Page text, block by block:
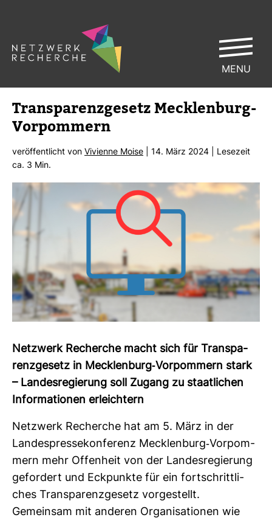
Trans­pa­renz­ge­setz Meck­len­burg-​
Vor­pom­mern
ver­öf­fent­licht von Vivi­enne Moise | 14. März 2024 | Lese­zeit
ca. 3 Min.
Netz­werk Recherche macht sich für Trans­pa­
renz­ge­setz in Meck­len­burg-​Vor­pom­mern stark
– Lan­des­re­gie­rung soll Zugang zu staat­li­chen
Infor­ma­tionen erleich­tern
Netz­werk Recherche hat am 5. März in der
Lan­des­pres­se­kon­fe­renz Meck­len­burg-​Vor­pom­
mern mehr Offen­heit von der Lan­des­re­gie­rung
gefor­dert und Eck­punkte für ein fort­schritt­li­
ches Trans­pa­renz­ge­setz vor­ge­stellt.
Gemeinsam mit anderen Orga­ni­sa­tionen wie
MENU